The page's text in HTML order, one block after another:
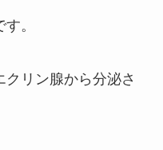
。
リン腺から分泌さ